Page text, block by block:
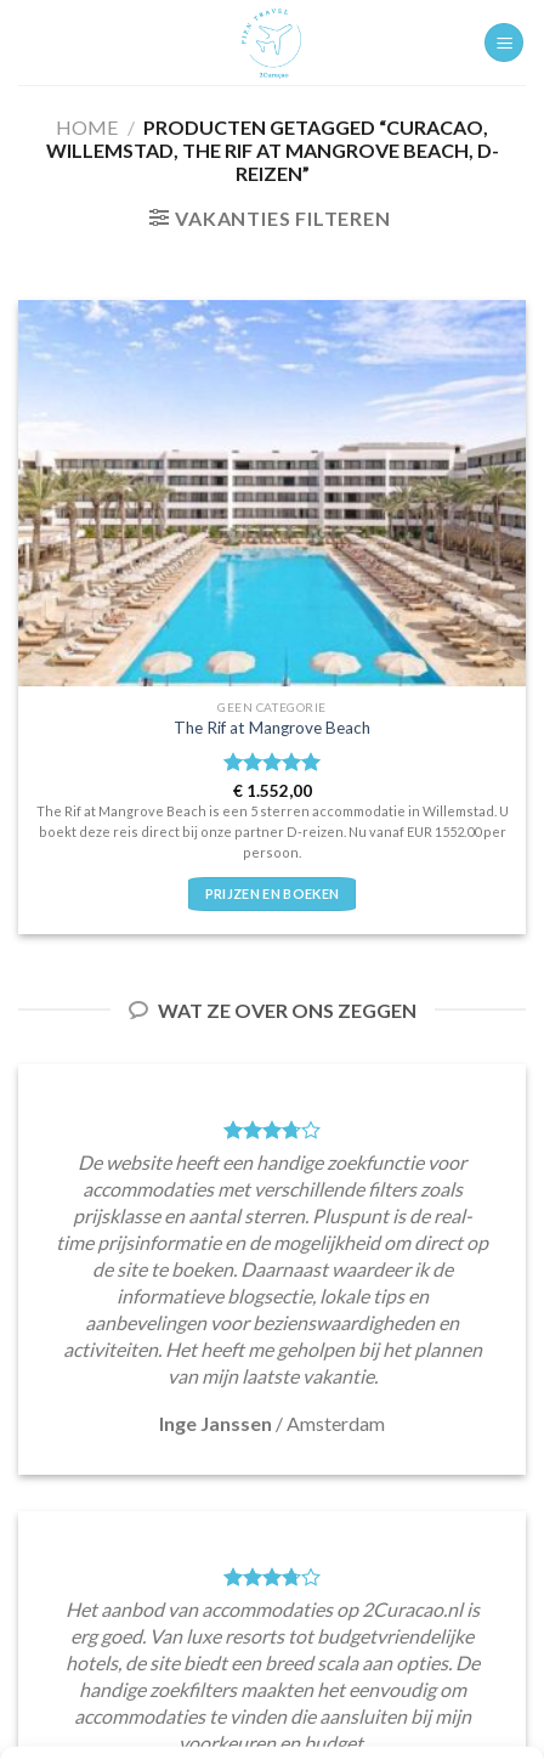
HOME / PRODUCTEN GETAGGED “CURACAO,
WILLEMSTAD, THE RIF AT MANGROVE BEACH, D-
REIZEN”
VAKANTIES FILTEREN
GEEN CATEGORIE
The Rif at Mangrove Beach
Waardering
5uit 5
€1.552,00
The Rif at Mangrove Beach is een 5 sterren accommodatie in Willemstad. U
boekt deze reis direct bij onze partner D-reizen. Nu vanaf EUR 1552.00 per
persoon.
PRIJZEN EN BOEKEN
WAT ZE OVER ONS ZEGGEN
De website heeft een handige zoekfunctie voor
accommodaties met verschillende filters zoals
prijsklasse en aantal sterren. Pluspunt is de real-
time prijsinformatie en de mogelijkheid om direct op
de site te boeken. Daarnaast waardeer ik de
informatieve blogsectie, lokale tips en
aanbevelingen voor bezienswaardigheden en
activiteiten. Het heeft me geholpen bij het plannen
van mijn laatste vakantie.
Inge Janssen /Amsterdam
Het aanbod van accommodaties op 2Curacao.nl is
erg goed. Van luxe resorts tot budgetvriendelijke
hotels, de site biedt een breed scala aan opties. De
handige zoekfilters maakten het eenvoudig om
accommodaties te vinden die aansluiten bij mijn
voorkeuren en budget.